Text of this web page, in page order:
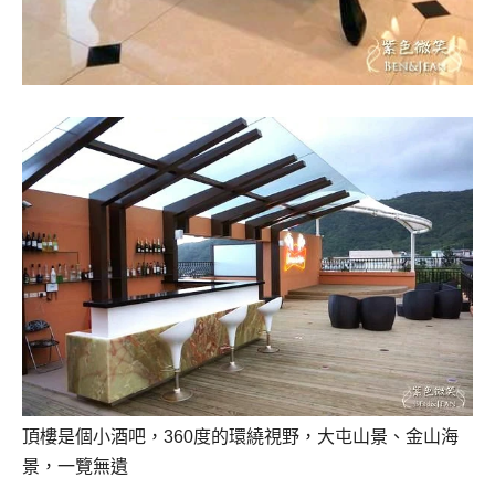
頂樓是個小酒吧， 360度的環繞視野，大屯山景、金山海
景，一覽無遺